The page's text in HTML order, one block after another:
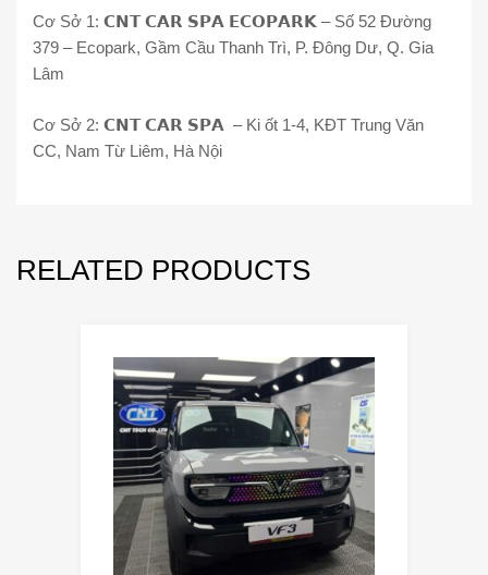
Cơ Sở 1: 𝗖𝗡𝗧 𝗖𝗔𝗥 𝗦𝗣𝗔 𝗘𝗖𝗢𝗣𝗔𝗥𝗞 – Số 52 Đường
379 – Ecopark, Gầm Cầu Thanh Trì, P. Đông Dư, Q. Gia
Lâm
Cơ Sở 2: 𝗖𝗡𝗧 𝗖𝗔𝗥 𝗦𝗣𝗔 – Ki ốt 1-4, KĐT Trung Văn
CC, Nam Từ Liêm, Hà Nội
RELATED PRODUCTS